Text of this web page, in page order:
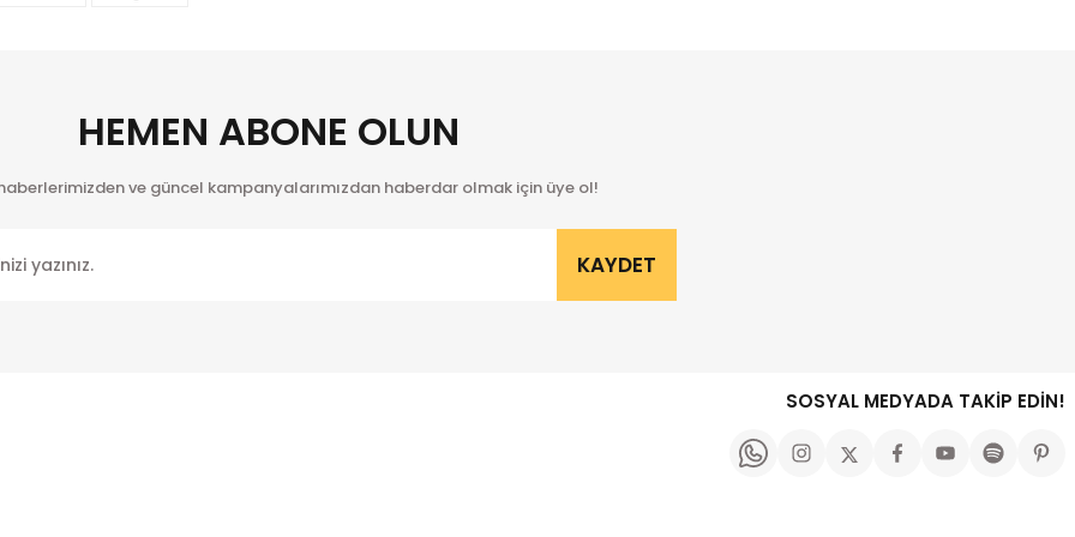
sitelerden daha pahalı.
HEMEN ABONE OLUN
ve güncel kampanyalarımızdan haberdar olmak için üye ol!
KAYDET
SOSYAL MEDYADA TAKİP EDİN!